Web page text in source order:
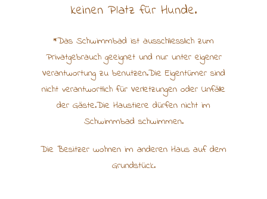
keinen Platz für Hunde.
*Das Schwimmbad ist ausschliesslich zum
Privatgebrauch geeignet und nur unter eigener
Verantwortung zu benutzen.Die Eigentümer sind
nicht verantwortlich für Verletzungen oder Unfälle
der Gäste.Die Haustiere dürfen nicht im
Schwimmbad schwimmen.
Die Besitzer wohnen im anderen Haus auf dem
Grundstück.